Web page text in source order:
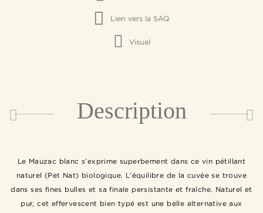
Lien vers la SAQ
Visuel
Description
Le Mauzac blanc s’exprime superbement dans ce vin pétillant
naturel (Pet Nat) biologique. L’équilibre de la cuvée se trouve
dans ses fines bulles et sa finale persistante et fraîche. Naturel et
pur, cet effervescent bien typé est une belle alternative aux